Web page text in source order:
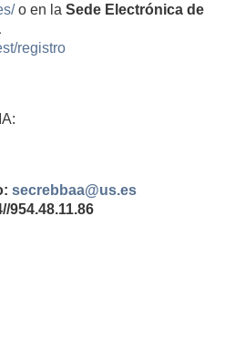
o en la Sede Electrónica de
registro
secrebbaa@us.es
954.48.11.86